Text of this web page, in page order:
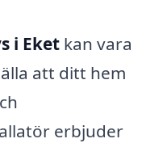
i Eket kan vara
att ditt hem
erbjuder